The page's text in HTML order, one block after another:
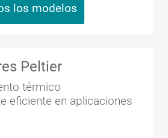
los modelos
Peltier
térmico
eficiente en aplicaciones